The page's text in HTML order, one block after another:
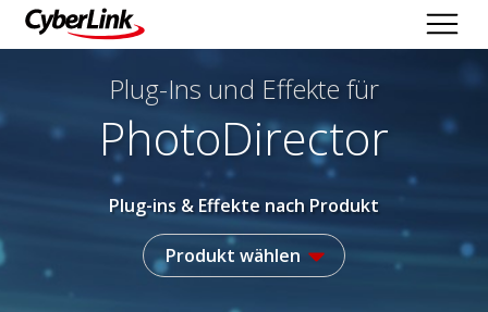
Plug-Ins und Effekte für
PhotoDirector
Plug-ins & Effekte nach Produkt
Produkt wählen